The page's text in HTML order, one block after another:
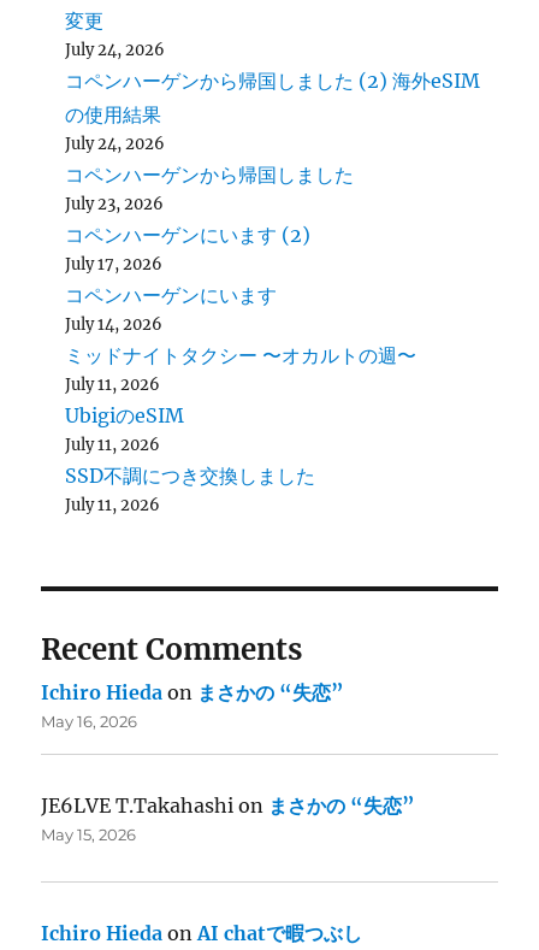
変更
July 24, 2026
コペンハーゲンから帰国しました (2) 海外eSIM
の使用結果
July 24, 2026
コペンハーゲンから帰国しました
July 23, 2026
コペンハーゲンにいます (2)
July 17, 2026
コペンハーゲンにいます
July 14, 2026
ミッドナイトタクシー 〜オカルトの週〜
July 11, 2026
UbigiのeSIM
July 11, 2026
SSD不調につき交換しました
July 11, 2026
Recent Comments
Ichiro Hieda on まさかの “失恋”
May 16, 2026
JE6LVE T.Takahashi on まさかの “失恋”
May 15, 2026
Ichiro Hieda onAI chatで暇つぶし